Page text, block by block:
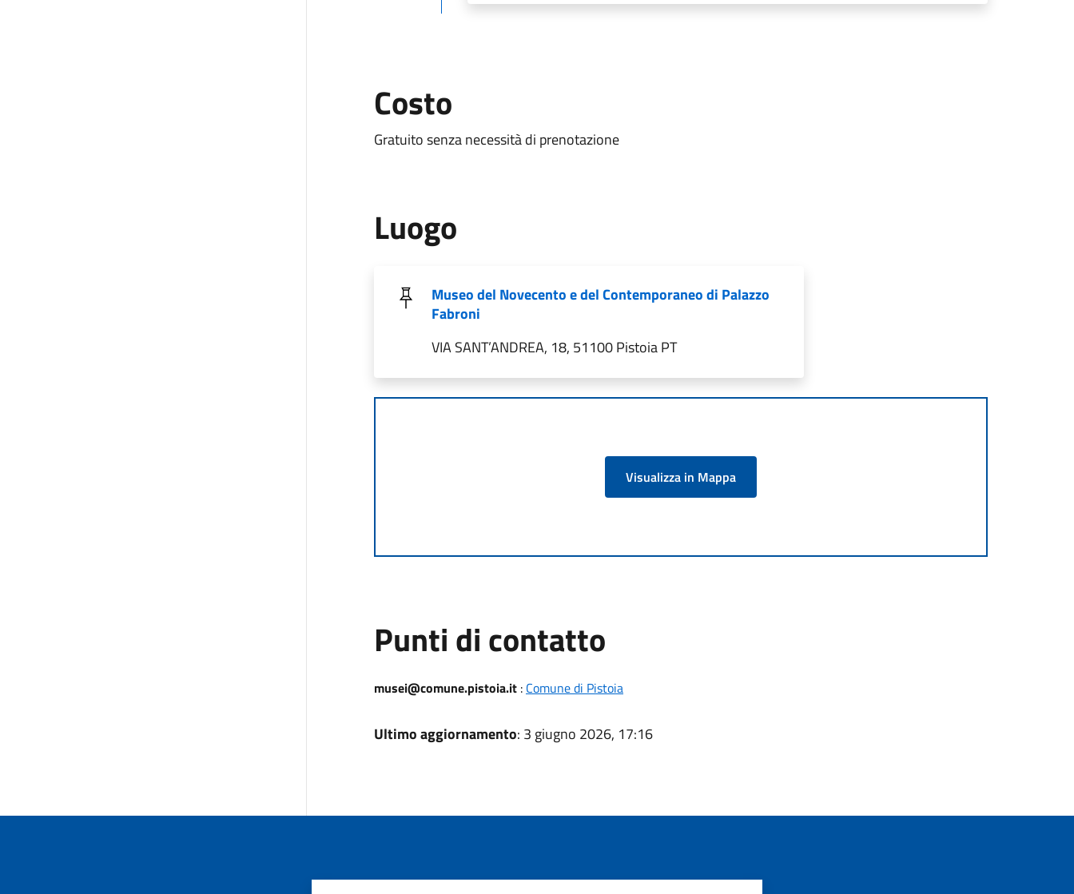
Costo
Gratuito senza necessità di prenotazione
Luogo
Museo del Novecento e del Contemporaneo di Palazzo
Fabroni
VIA SANT’ANDREA, 18, 51100 Pistoia PT
Visualizza in Mappa
Punti di contatto
musei@comune.pistoia.it: Comune di Pistoia
Ultimo aggiornamento: 3 giugno 2026, 17:16